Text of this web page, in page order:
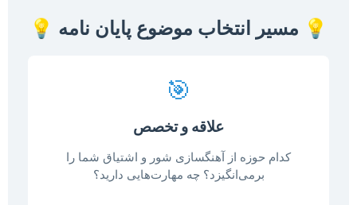
💡 مسیر انتخاب موضوع پایان نامه 💡
🎯
علاقه و تخصص
کدام حوزه از آهنگسازی شور و اشتیاق شما را
برمی‌انگیزد؟ چه مهارت‌هایی دارید؟